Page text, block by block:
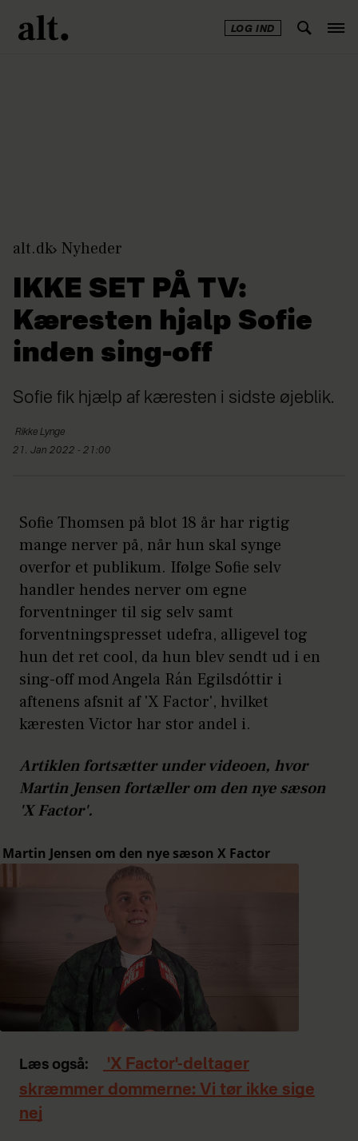
LOG IND
alt.dk Nyheder
IKKE SET PÅ TV:
Kæresten hjalp Sofie
inden sing-off
Sofie fik hjælp af kæresten i sidste øjeblik.
Rikke Lynge
21. Jan 2022 - 21:00
Sofie Thomsen på blot 18 år har rigtig
mange nerver på, når hun skal synge
overfor et publikum. Ifølge Sofie selv
handler hendes nerver om egne
forventninger til sig selv samt
forventningspresset udefra, alligevel tog
hun det ret cool, da hun blev sendt ud i en
sing-off mod Angela Rán Egilsdóttir i
aftenens afsnit af 'X Factor', hvilket
kæresten Victor har stor andel i.
Artiklen fortsætter under videoen, hvor
Martin Jensen fortæller om den nye sæson
'X Factor'.
Læs også:
'X Factor'-deltager
skræmmer dommerne: Vi tør ikke sige
nej